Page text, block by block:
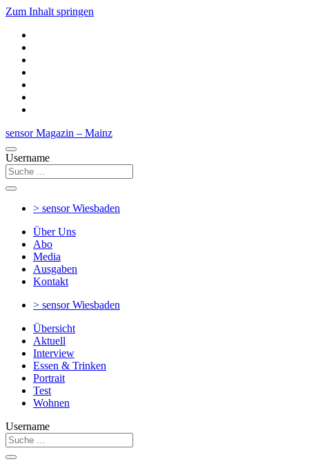
Zum Inhalt springen
sensor Magazin – Mainz
Username
> sensorWiesbaden
Über Uns
Abo
Media
Ausgaben
Kontakt
> sensorWiesbaden
Übersicht
Aktuell
Interview
Essen & Trinken
Portrait
Test
Wohnen
Username